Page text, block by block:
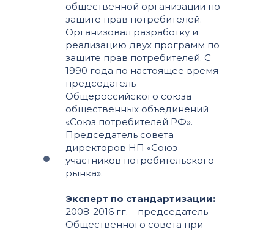
общественной организации по
защите прав потребителей.
Организовал разработку и
реализацию двух программ по
защите прав потребителей. С
1990 года по настоящее время ‒
председатель
Общероссийского союза
общественных объединений
«Союз потребителей РФ».
Председатель совета
директоров НП «Союз
участников потребительского
рынка».
Эксперт по стандартизации:
2008-2016 гг. ‒ председатель
Общественного совета при